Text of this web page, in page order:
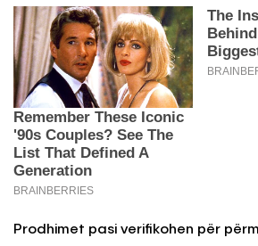
Prodhimet pasi verifikohen për